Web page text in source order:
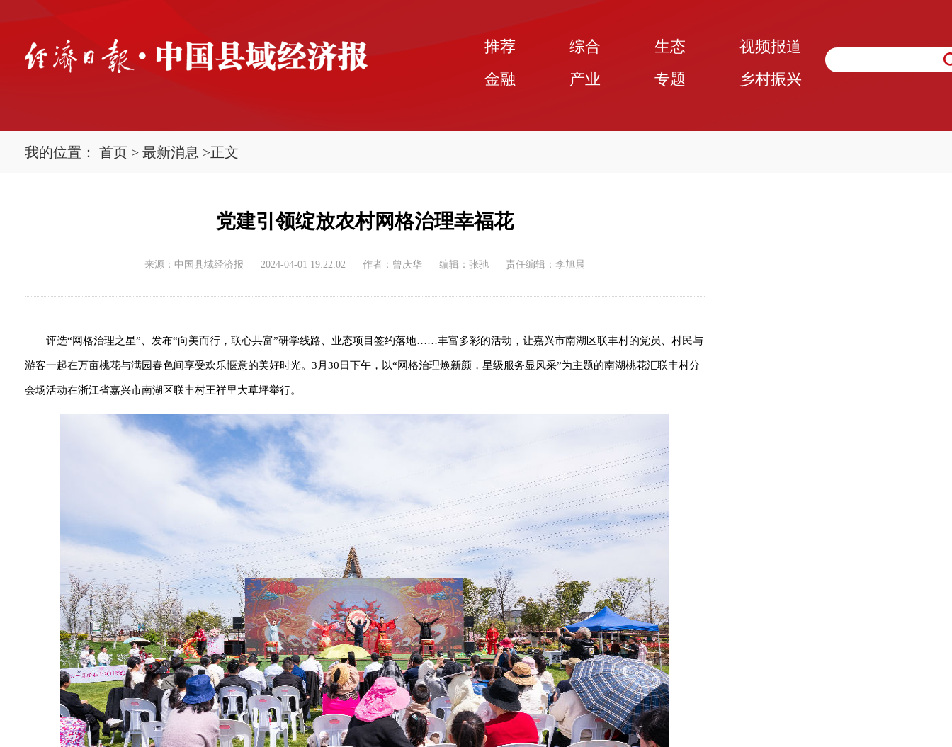
推荐 综合 生态
视频报道
金融
产业 专题 乡村振兴
我的位置： 首页 > 最新消息 >正文
党建引领绽放农村网格治理幸福花
来源：中国县域经济报 2024-04-01 19:22:02 作者：曾庆华 编辑：张驰 责任编辑：李旭晨
评选“网格治理之星”、发布“向美而行，联心共富”研学线路、业态项目签约落地……丰富多彩的活动，让嘉兴市南湖区联丰村的党员、村民与
游客一起在万亩桃花与满园春色间享受欢乐惬意的美好时光。3月30日下午，以“网格治理焕新颜，星级服务显风采”为主题的南湖桃花汇联丰村分
会场活动在浙江省嘉兴市南湖区联丰村王祥里大草坪举行。